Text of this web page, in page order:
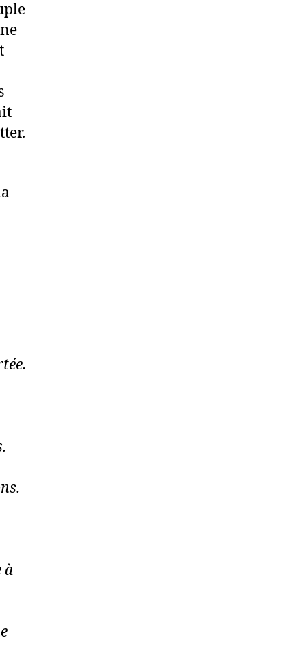
à